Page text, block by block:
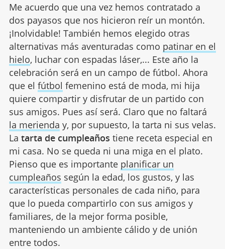
Me acuerdo que una vez hemos contratado a
dos payasos que nos hicieron reír un montón.
¡Inolvidable! También hemos elegido otras
alternativas más aventuradas como patinar en el
hielo, luchar con espadas láser,... Este año la
celebración será en un campo de fútbol. Ahora
que el fútbol femenino está de moda, mi hija
quiere compartir y disfrutar de un partido con
sus amigos. Pues así será. Claro que no faltará
la merienda y, por supuesto, la tarta ni sus velas.
La tarta de cumpleaños tiene receta especial en
mi casa. No se queda ni una miga en el plato.
Pienso que es importante planificar un
cumpleaños según la edad, los gustos, y las
características personales de cada niño, para
que lo pueda compartirlo con sus amigos y
familiares, de la mejor forma posible,
manteniendo un ambiente cálido y de unión
entre todos.